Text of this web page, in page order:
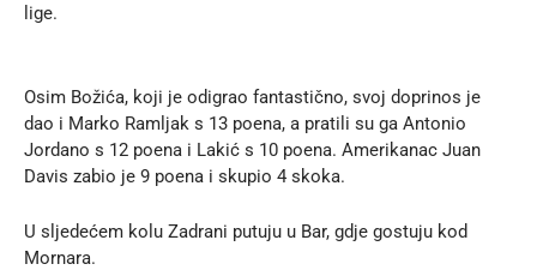
lige.
Osim Božića, koji je odigrao fantastično, svoj doprinos je
dao i Marko Ramljak s 13 poena, a pratili su ga Antonio
Jordano s 12 poena i Lakić s 10 poena. Amerikanac Juan
Davis zabio je 9 poena i skupio 4 skoka.
U sljedećem kolu Zadrani putuju u Bar, gdje gostuju kod
Mornara.